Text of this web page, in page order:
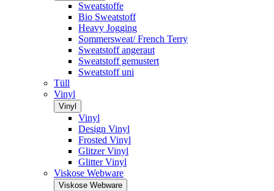
Sweatstoffe
Bio Sweatstoff
Heavy Jogging
Sommersweat/ French Terry
Sweatstoff angeraut
Sweatstoff gemustert
Sweatstoff uni
Tüll
Vinyl
Vinyl
Vinyl
Design Vinyl
Frosted Vinyl
Glitzer Vinyl
Glitter Vinyl
Viskose Webware
Viskose Webware